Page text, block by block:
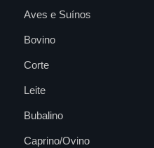
Aves e Suínos
Bovino
Corte
Leite
Bubalino
Caprino/Ovino